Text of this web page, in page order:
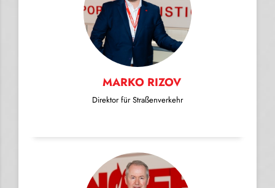
MARKO RIZOV
Direktor für Straßenverkehr